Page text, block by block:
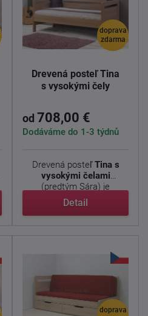
doprava
zdarma
Drevená posteľ Tina
s vysokými čely
od 708,00 €
Dodáváme do 1-3 týdnů
Drevená posteľTina s
vysokými čelami
(predtým Sára) je
dvojposteľ ...
Detail
doprava